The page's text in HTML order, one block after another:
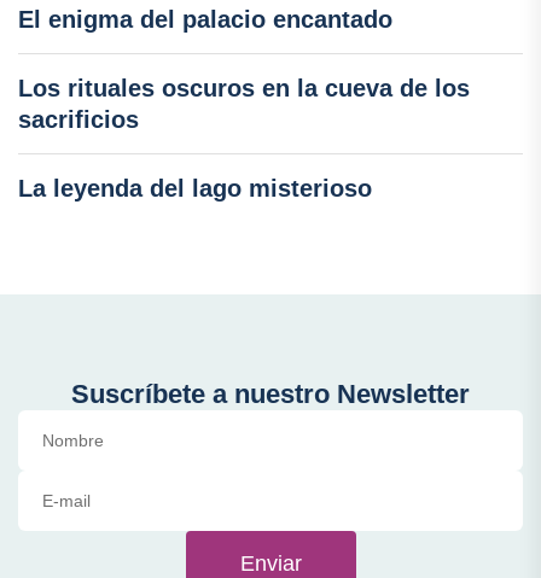
El enigma del palacio encantado
Los rituales oscuros en la cueva de los
sacrificios
La leyenda del lago misterioso
Suscríbete a nuestro Newsletter
Enviar